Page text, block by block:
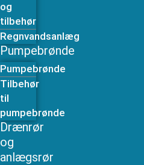
og
tilbehør
Regnvandsanlæg
Pumpebrønde
Pumpebrønde
Tilbehør
til
pumpebrønde
Drænrør
og
anlægsrør